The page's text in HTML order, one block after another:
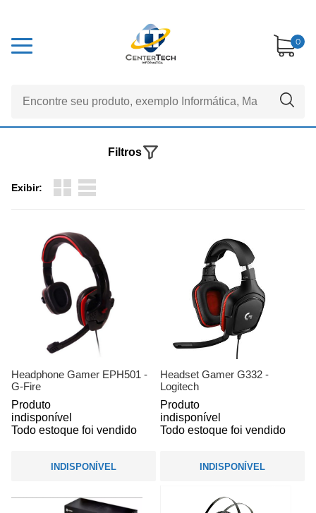
0
Exibir:
Filtros
Headphone Gamer EPH501 -
G-Fire
Produto
indisponível
Todo estoque foi vendido
INDISPONÍVEL
Headset Gamer G332 -
Logitech
Produto
indisponível
Todo estoque foi vendido
INDISPONÍVEL